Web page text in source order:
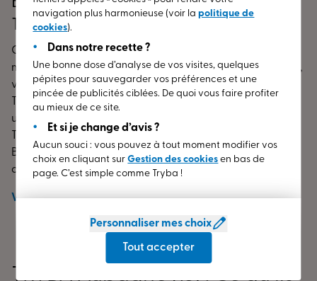
TRYBA AUBAGNE
Commencez votre désir de changement ou de
modification de vos menuiseries (fenêtres, porte d’entrée,
volets) dès à présent. Rendez-vous dans l’Espace Conseil
TRYBA de AUBAGNE (13) !
conseillers experts
une joie de vous accueillir dans notre point de vente
TRYBA de AUBAGNE (13) localisé dans le département de
Bouches-du-Rhône, en région Provence-Alpes-Côte
d'Azur. Venez découvrir nos gammes de :
fenêtresen PVC, aluminium ou bois ;
portes d’entréeen PVC, aluminium ou bois ;
en PVC, aluminium ou bois.
Nos menuiseries combinées à
Voirplus
TRYBA Aubagne (13) : Ce qu’ils
navigation plus harmonieuse (voir lapolitique de
cookies).
Dans notre recette ?
Une bonne dose d’analyse de vos visites, quelques
pépites pour sauvegarder vos préférences et une
pincée de publicités ciblées. De quoi vous faire profiter
au mieux de ce site.
Et si je change d’avis ?
Aucun souci : vous pouvez à tout moment modifier vos
choix en cliquant surGestion des cookies en bas de
page. C’est simple comme Tryba !
Personnaliser mes choix
Tout accepter